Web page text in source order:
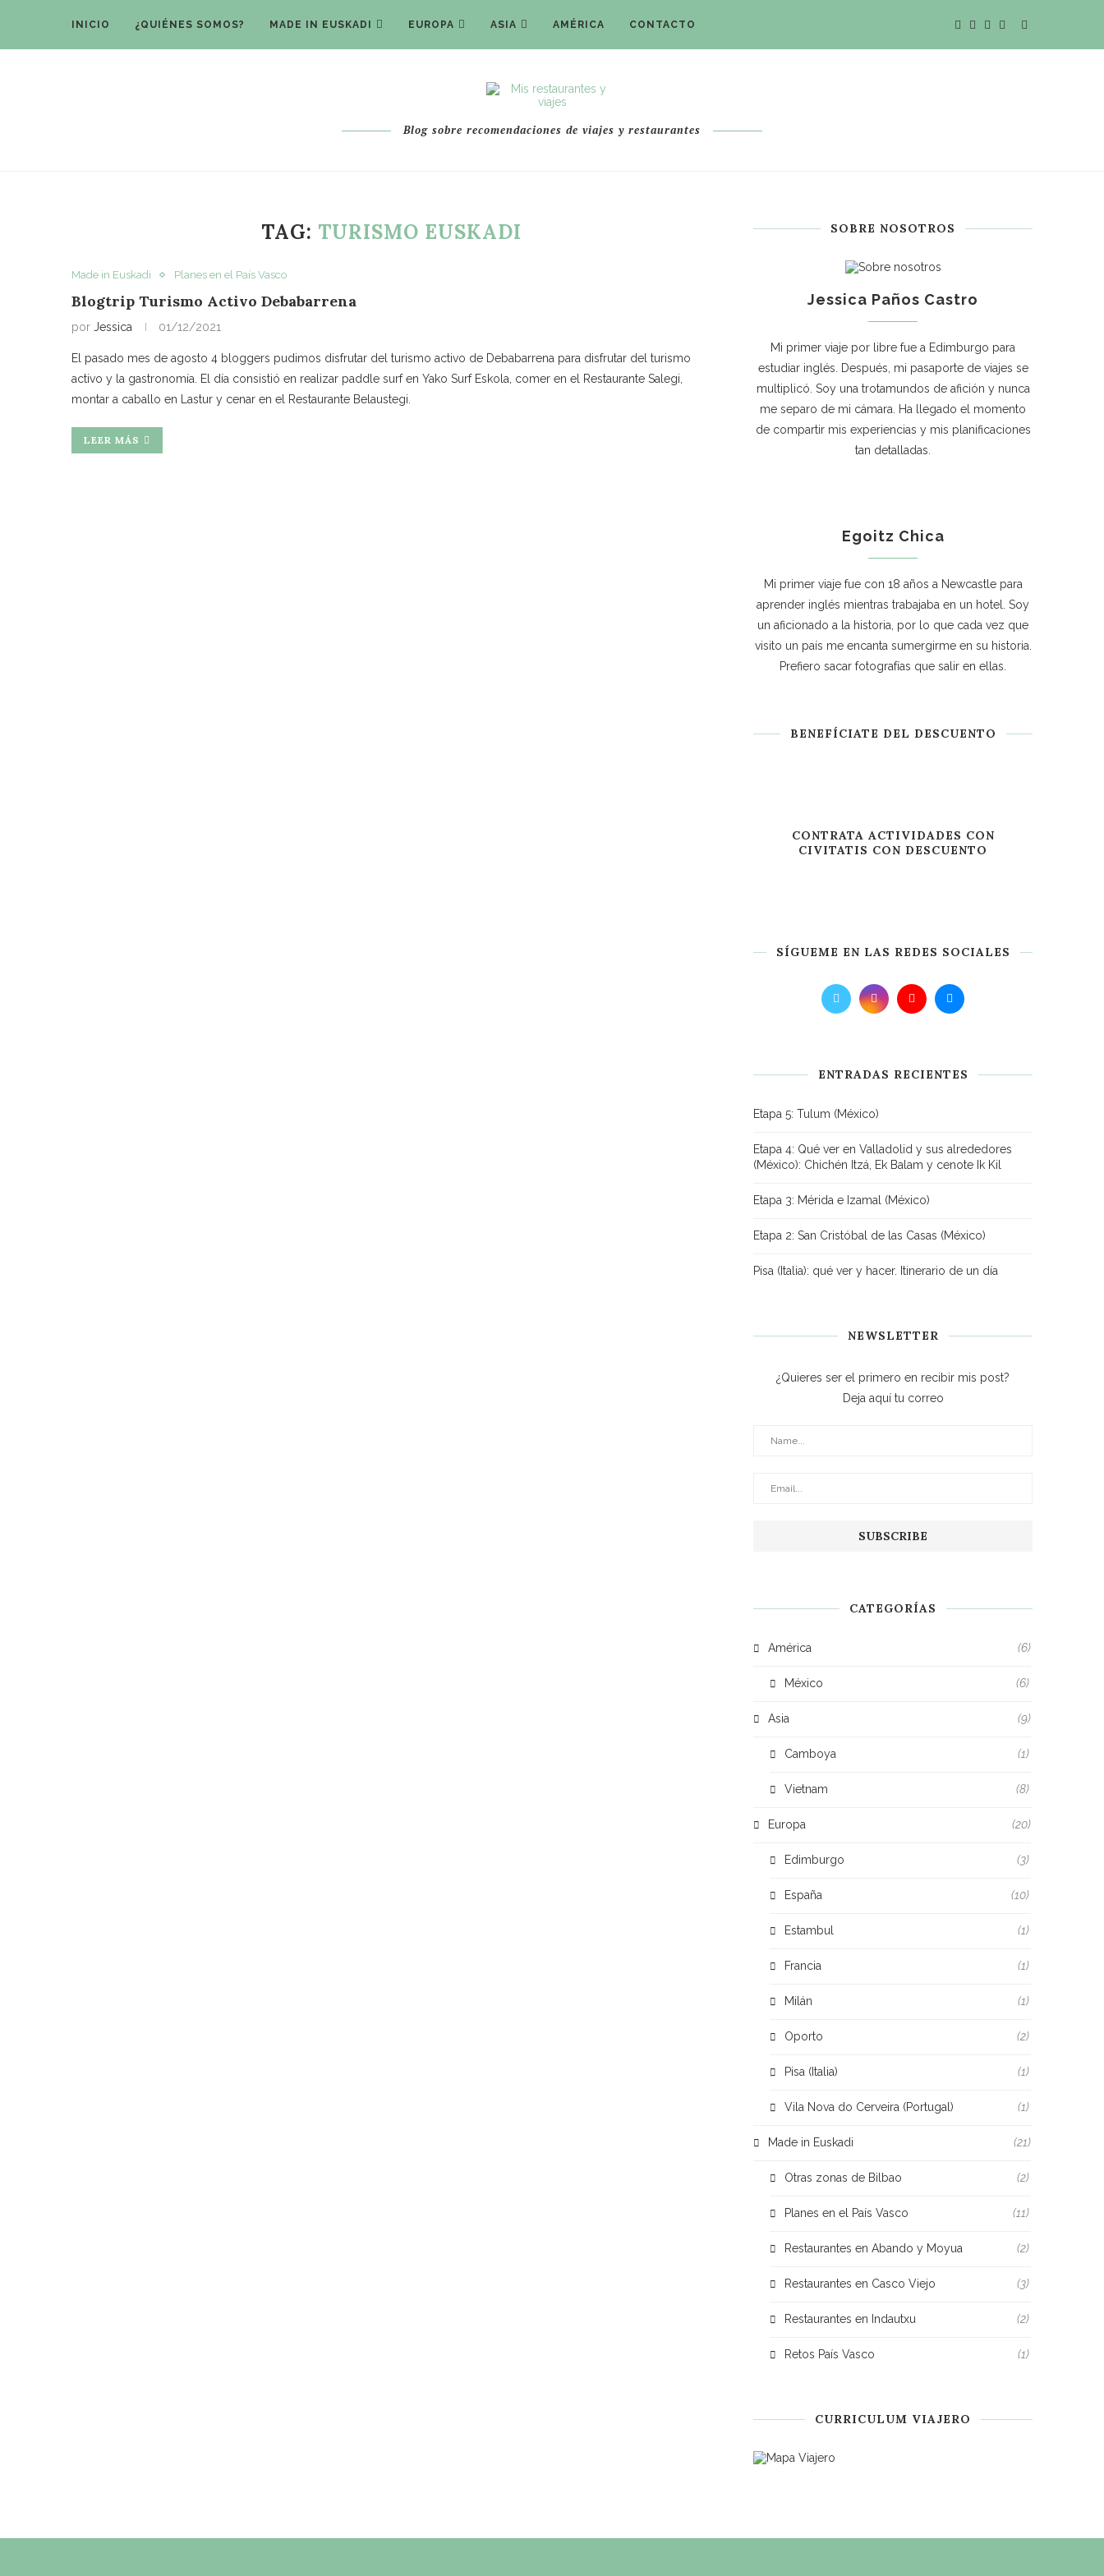
INICIO ¿QUIÉNES SOMOS? MADE IN EUSKADI EUROPA ASIA AMÉRICA CONTACTO
Blog sobre recomendaciones de viajes y restaurantes
TAG: TURISMO EUSKADI
Made in Euskadi Planes en el País Vasco
Blogtrip Turismo Activo Debabarrena
por Jessica 01/12/2021
El pasado mes de agosto 4 bloggers pudimos disfrutar del turismo activo de Debabarrena para disfrutar del turismo
activo y la gastronomía. El día consistió en realizar paddle surf en Yako Surf Eskola, comer en el Restaurante Salegi,
montar a caballo en Lastur y cenar en el Restaurante Belaustegi.
LEER MÁS
SOBRE NOSOTROS
Jessica Paños Castro
Mi primer viaje por libre fue a Edimburgo para
estudiar inglés. Después, mi pasaporte de viajes se
multiplicó. Soy una trotamundos de afición y nunca
me separo de mi cámara. Ha llegado el momento
de compartir mis experiencias y mis planificaciones
tan detalladas.
Egoitz Chica
Mi primer viaje fue con 18 años a Newcastle para
aprender inglés mientras trabajaba en un hotel. Soy
un aficionado a la historia, por lo que cada vez que
visito un país me encanta sumergirme en su historia.
Prefiero sacar fotografías que salir en ellas.
BENEFÍCIATE DEL DESCUENTO
CONTRATA ACTIVIDADES CON
CIVITATIS CON DESCUENTO
SÍGUEME EN LAS REDES SOCIALES
ENTRADAS RECIENTES
Etapa 5: Tulum (México)
Etapa 4: Qué ver en Valladolid y sus alrededores
(México): Chichén Itzá, Ek Balam y cenote Ik Kil
Etapa 3: Mérida e Izamal (México)
Etapa 2: San Cristóbal de las Casas (México)
Pisa (Italia): qué ver y hacer. Itinerario de un día
NEWSLETTER
¿Quieres ser el primero en recibir mis post?
Deja aquí tu correo
CATEGORÍAS
América (6)
México (6)
Asia (9)
Camboya (1)
Vietnam (8)
Europa (20)
Edimburgo (3)
España (10)
Estambul (1)
Francia (1)
Milán (1)
Oporto (2)
Pisa (Italia) (1)
Vila Nova do Cerveira (Portugal) (1)
Made in Euskadi (21)
Otras zonas de Bilbao (2)
Planes en el País Vasco (11)
Restaurantes en Abando y Moyua (2)
Restaurantes en Casco Viejo (3)
Restaurantes en Indautxu (2)
Retos País Vasco (1)
CURRICULUM VIAJERO